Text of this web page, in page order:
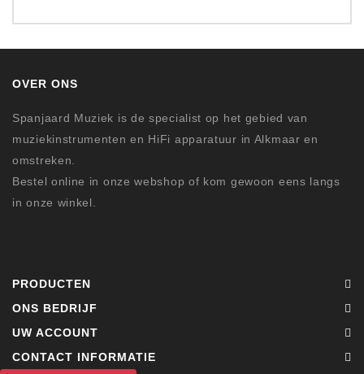
OVER ONS
Spanjaard Muziek is de specialist op het gebied van
muziekinstrumenten en HiFi apparatuur in Alkmaar en
omstreken.
Bestel online in onze webshop of kom gewoon eens langs
in onze winkel.
PRODUCTEN
ONS BEDRIJF
UW ACCOUNT
CONTACT INFORMATIE